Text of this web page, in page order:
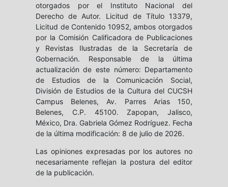
otorgados por el Instituto Nacional del
Derecho de Autor. Licitud de Título 13379,
Licitud de Contenido 10952, ambos otorgados
por la Comisión Calificadora de Publicaciones
y Revistas Ilustradas de la Secretaría de
Gobernación. Responsable de la última
actualización de este número: Departamento
de Estudios de la Comunicación Social,
División de Estudios de la Cultura del CUCSH
Campus Belenes, Av. Parres Arias 150,
Belenes, C.P. 45100. Zapopan, Jalisco,
México, Dra. Gabriela Gómez Rodríguez. Fecha
de la última modificación: 8 de julio de 2026.
Las opiniones expresadas por los autores no
necesariamente reflejan la postura del editor
de la publicación.